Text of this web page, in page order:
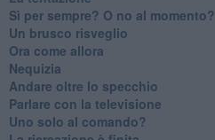
​Sì per sempre? O no al momento?
Un brusco risveglio
Ora come allora
Nequizia
Andare oltre lo specchio
Parlare con la televisione
Uno solo al comando?